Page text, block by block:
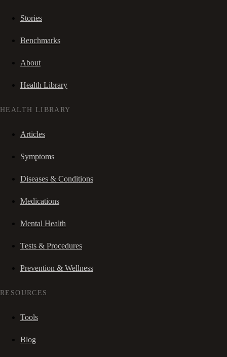
Stories
Benchmarks
About
Health Library
HEALTH LIBRARY
Articles
Symptoms
Diseases & Conditions
Medications
Mental Health
Tests & Procedures
Prevention & Wellness
RESOURCES
Tools
Blog